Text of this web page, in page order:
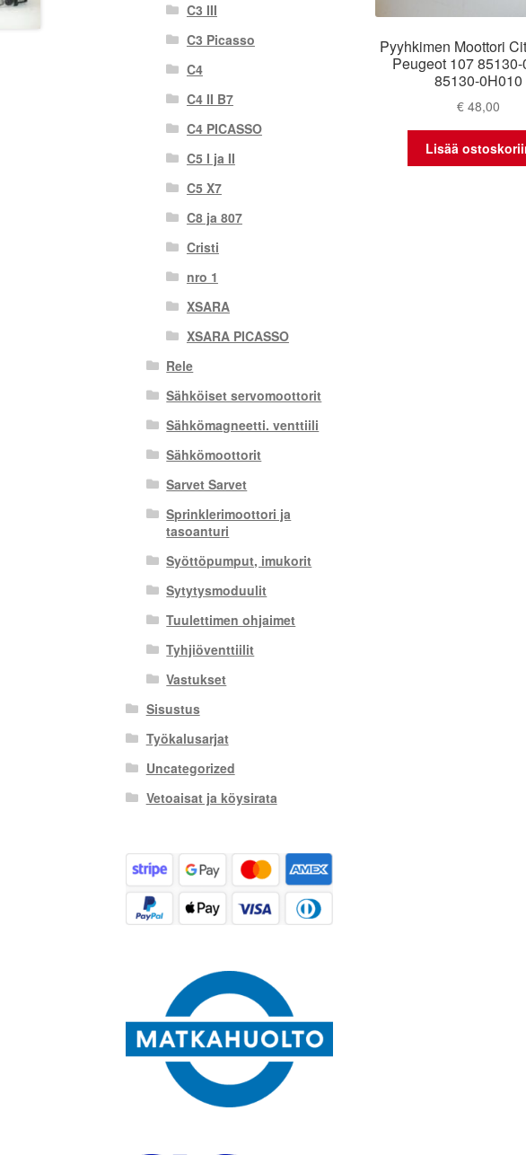
Pyyhkimen Moottori
Peugeot 107
85130-0H010
€ 48,00
Lisää
C3 III
C3 Picasso
C4
C4 II B7
C4 PICASSO
C5 I ja II
C5 X7
C8 ja 807
Cristi
nro 1
XSARA
XSARA PICASSO
Rele
Sähköiset servomoottorit
Sähkömagneetti. venttiili
Sähkömoottorit
Sarvet Sarvet
Sprinklerimoottori ja
tasoanturi
Syöttöpumput, imukorit
Sytytysmoduulit
Tuulettimen ohjaimet
Tyhjiöventtiilit
Vastukset
Sisustus
Työkalusarjat
Uncategorized
Vetoaisat ja köysirata